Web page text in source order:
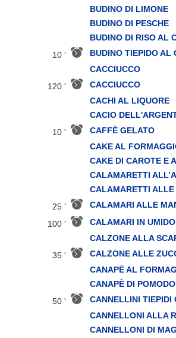
BUDINO DI LIMONE
BUDINO DI PESCHE
BUDINO DI RISO AL
10 '
BUDINO TIEPIDO AL
CACCIUCCO
120 '
CACCIUCCO
CACHI AL LIQUORE
CACIO
10 '
CAFFÈ GELATO
CAKE AL
CAKE DI CAROTE E
CALAMARETTI
CALAMARETTI ALLE
25 '
CALAMARI ALLE
100 '
CALAMARI IN UMIDO
CALZONE ALLA
35 '
CALZONE ALLE
CANAPÈ AL
CANAPÈ DI
50 '
CANNELLINI TIEPIDI
CANNELLONI ALLA
CANNELLONI DI